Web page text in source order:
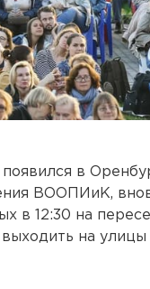
появился в
ВООПИиК,
в 12:30 на
на улицы